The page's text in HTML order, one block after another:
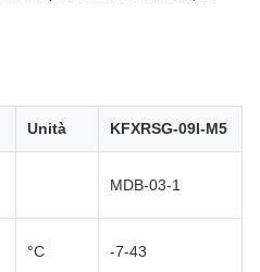
Unità KFXRSG-09I-M5
MDB-03-1
°C -7-43